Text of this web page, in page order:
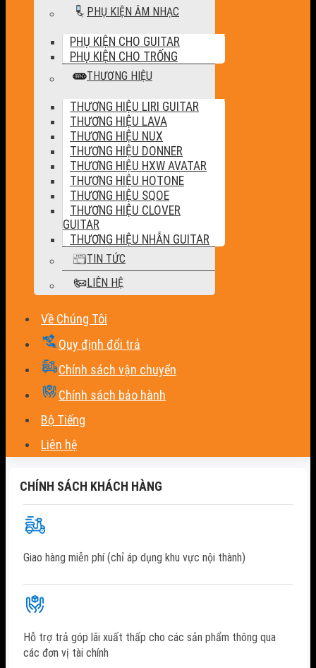
PHỤ KIỆN ÂM NHẠC
PHỤ KIỆN CHO GUITAR
PHỤ KIỆN CHO TRỐNG
THƯƠNG HIỆU
THƯƠNG HIỆU LIRI GUITAR
THƯƠNG HIỆU LAVA
THƯƠNG HIỆU NUX
THƯƠNG HIỆU DONNER
THƯƠNG HIỆU HXW AVATAR
THƯƠNG HIỆU HOTONE
THƯƠNG HIỆU SQOE
THƯƠNG HIỆU CLOVER
GUITAR
THƯƠNG HIỆU NHẪN GUITAR
TIN TỨC
LIÊN HỆ
Về Chúng Tôi
Quy định đổi trả
Chính sách vận chuyển
Chính sách bảo hành
Bộ Tiếng
Liên hệ
CHÍNH SÁCH KHÁCH HÀNG
Giao hàng miễn phí (chỉ áp dụng khu vực nội thành)
Hỗ trợ trả góp lãi xuất thấp cho các sản phẩm thông qua
các đơn vị tài chính